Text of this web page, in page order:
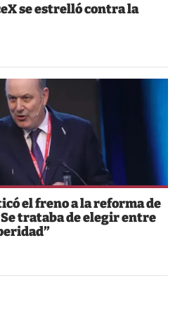
se estrelló contra la
el freno a la reforma de
trataba de elegir entre